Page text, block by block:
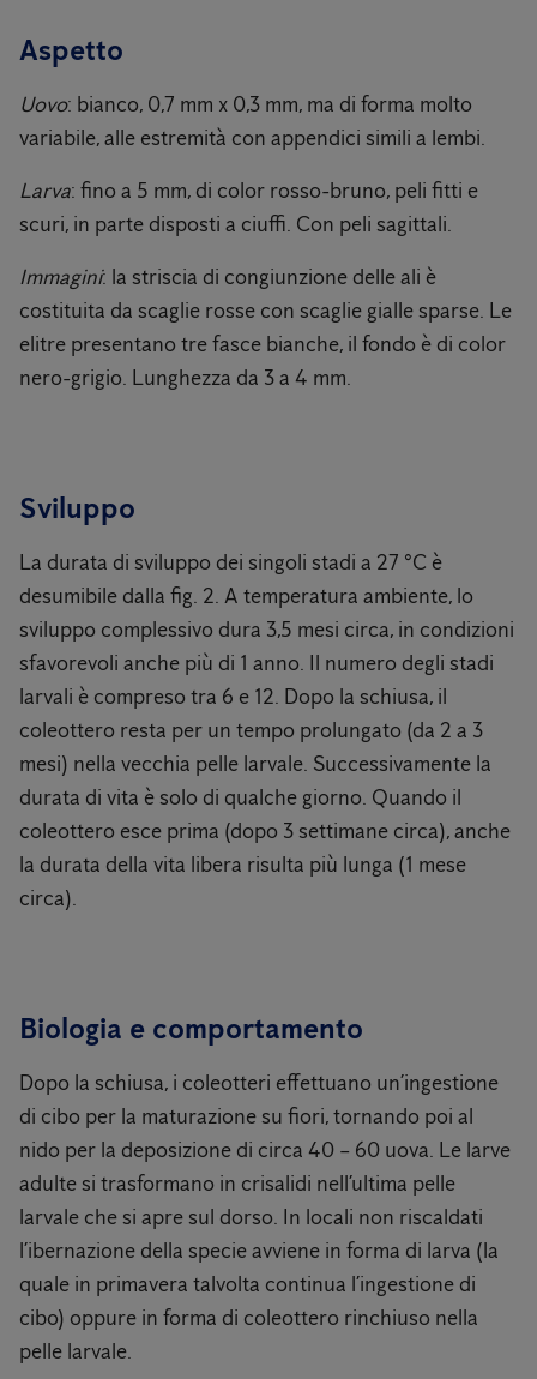
Aspetto
Uovo: bianco, 0,7 mm x 0,3 mm, ma di forma molto
variabile, alle estremità con appendici simili a lembi.
Larva: fino a 5 mm, di color rosso-bruno, peli fitti e
scuri, in parte disposti a ciuffi. Con peli sagittali.
Immagini: la striscia di congiunzione delle ali è
costituita da scaglie rosse con scaglie gialle sparse. Le
elitre presentano tre fasce bianche, il fondo è di color
nero-grigio. Lunghezza da 3 a 4 mm.
Sviluppo
La durata di sviluppo dei singoli stadi a 27 °C è
desumibile dalla fig. 2. A temperatura ambiente, lo
sviluppo complessivo dura 3,5 mesi circa, in condizioni
sfavorevoli anche più di 1 anno. Il numero degli stadi
larvali è compreso tra 6 e 12. Dopo la schiusa, il
coleottero resta per un tempo prolungato (da 2 a 3
mesi) nella vecchia pelle larvale. Successivamente la
durata di vita è solo di qualche giorno. Quando il
coleottero esce prima (dopo 3 settimane circa), anche
la durata della vita libera risulta più lunga (1 mese
circa).
Biologia e comportamento
Dopo la schiusa, i coleotteri effettuano un’ingestione
di cibo per la maturazione su fiori, tornando poi al
nido per la deposizione di circa 40 – 60 uova. Le larve
adulte si trasformano in crisalidi nell’ultima pelle
larvale che si apre sul dorso. In locali non riscaldati
l’ibernazione della specie avviene in forma di larva (la
quale in primavera talvolta continua l’ingestione di
cibo) oppure in forma di coleottero rinchiuso nella
pelle larvale.